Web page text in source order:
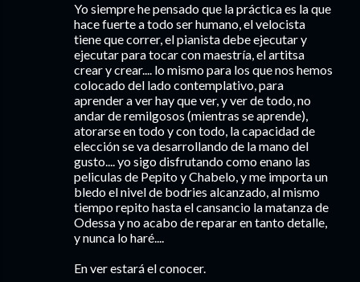
Yo siempre he pensado que la práctica es la que
hace fuerte a todo ser humano, el velocista
tiene que correr, el pianista debe ejecutar y
ejecutar para tocar con maestría, el artitsa
crear y crear.... lo mismo para los que nos hemos
colocado del lado contemplativo, para
aprender a ver hay que ver, y ver de todo, no
andar de remilgosos (mientras se aprende),
atorarse en todo y con todo, la capacidad de
elección se va desarrollando de la mano del
gusto.... yo sigo disfrutando como enano las
peliculas de Pepito y Chabelo, y me importa un
bledo el nivel de bodries alcanzado, al mismo
tiempo repito hasta el cansancio la matanza de
Odessa y no acabo de reparar en tanto detalle,
y nunca lo haré....
En ver estará el conocer.